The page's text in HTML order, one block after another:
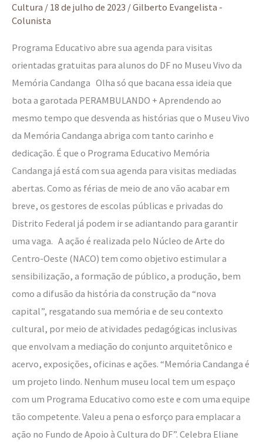
Cultura / 18 de julho de 2023 /Gilberto Evangelista -
Colunista
Programa Educativo abre sua agenda para visitas
orientadas gratuitas para alunos do DF no Museu Vivo da
Memória Candanga Olha só que bacana essa ideia que
bota a garotada PERAMBULANDO + Aprendendo ao
mesmo tempo que desvenda as histórias que o Museu Vivo
da Memória Candanga abriga com tanto carinho e
dedicação. É que o Programa Educativo Memória
Candanga já está com sua agenda para visitas mediadas
abertas. Como as férias de meio de ano vão acabar em
breve, os gestores de escolas públicas e privadas do
Distrito Federal já podem ir se adiantando para garantir
uma vaga. A ação é realizada pelo Núcleo de Arte do
Centro-Oeste (NACO) tem como objetivo estimular a
sensibilização, a formação de público, a produção, bem
como a difusão da história da construção da “nova
capital”, resgatando sua memória e de seu contexto
cultural, por meio de atividades pedagógicas inclusivas
que envolvam a mediação do conjunto arquitetônico e
acervo, exposições, oficinas e ações. “Memória Candanga é
um projeto lindo. Nenhum museu local tem um espaço
com um Programa Educativo como este e com uma equipe
tão competente. Valeu a pena o esforço para emplacar a
ação no Fundo de Apoio à Cultura do DF”. Celebra Eliane